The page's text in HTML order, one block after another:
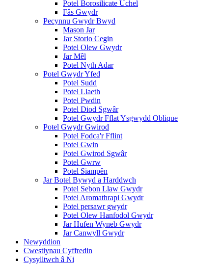
Potel Borosilicate Uchel
Fâs Gwydr
Pecynnu Gwydr Bwyd
Mason Jar
Jar Storio Cegin
Potel Olew Gwydr
Jar Mêl
Potel Nyth Adar
Potel Gwydr Yfed
Potel Sudd
Potel Llaeth
Potel Pwdin
Potel Diod Sgwâr
Potel Gwydr Fflat Ysgwydd Oblique
Potel Gwydr Gwirod
Potel Fodca'r Fflint
Potel Gwin
Potel Gwirod Sgwâr
Potel Gwrw
Potel Siampên
Jar Botel Bywyd a Harddwch
Potel Sebon Llaw Gwydr
Potel Aromathrapi Gwydr
Potel persawr gwydr
Potel Olew Hanfodol Gwydr
Jar Hufen Wyneb Gwydr
Jar Canwyll Gwydr
Newyddion
Cwestiynau Cyffredin
Cysylltwch â Ni